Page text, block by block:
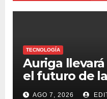
TECNOLOGÍA
Auriga
el futuro de
Digital
AGO 7, 2026